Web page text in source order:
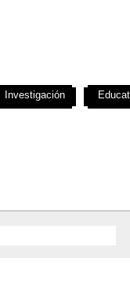
Investigación